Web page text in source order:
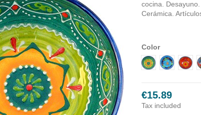
cocina.
Cerámica.
Color
Diseño 1Diseño 2
€15.89
Tax included